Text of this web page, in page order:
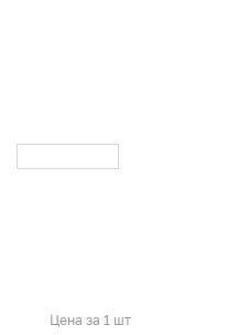
Цена за 1 шт